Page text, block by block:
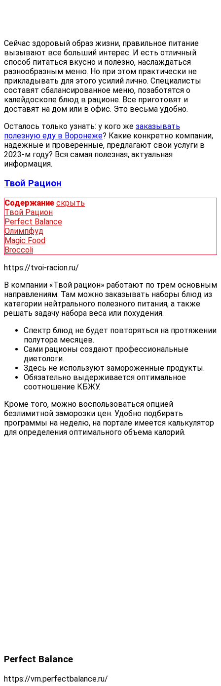
Сейчас здоровый образ жизни, правильное питание
вызывают все больший интерес. И есть отличный
способ питаться вкусно и полезно, наслаждаться
разнообразным меню. Но при этом практически не
прикладывать для этого усилий лично. Специалисты
составят сбалансированное меню, позаботятся о
калейдоскопе блюд в рационе. Все приготовят и
доставят на дом или в офис. Это весьма удобно.
Осталось только узнать: у кого же заказывать
полезную еду в Воронеже? Какие конкретно компании,
надежные и проверенные, предлагают свои услуги в
2023-м году? Вся самая полезная, актуальная
информация.
Твой Рацион
Содержание скрыть
Твой Рацион
Perfect Balance
Олимпфуд
Magic Food
Broccoli
https://tvoi-racion.ru/
В компании «Твой рацион» работают по трем основным
направлениям. Там можно заказывать наборы блюд из
категории нейтрального полезного питания, а также
решать задачу набора веса или похудения.
Спектр блюд не будет повторяться на протяжении
полутора месяцев.
Сами рационы создают профессиональные
диетологи.
Здесь не используют замороженные продукты.
Обязательно выдерживается оптимальное
соотношение КБЖУ.
Кроме того, можно воспользоваться опцией
безлимитной заморозки цен. Удобно подбирать
программы на неделю, на портале имеется калькулятор
для определения оптимального объема калорий.
Perfect Balance
https://vrn.perfectbalance.ru/